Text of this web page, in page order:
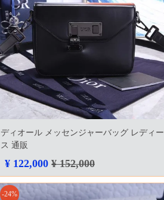
ディオール メッセンジャーバッグ レディー
ス 通販
¥ 122,000 ¥ 152,000
-24%